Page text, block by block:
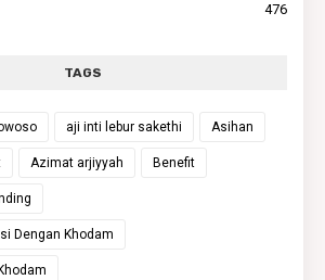
476
TAGS
aji inti lebur sakethi Asihan
Azimat arjiyyah Benefit
Dengan Khodam